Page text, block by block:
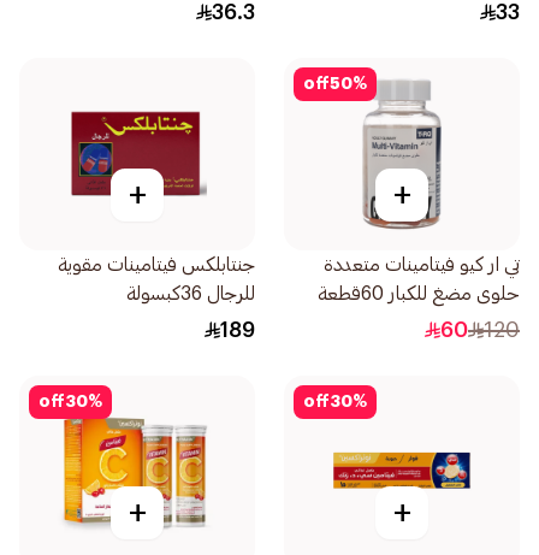
33
36.3
50%
off
+
تي ار كيو فيتامينات متعددة
حلوى مضغ للكبار 60قطعة
120
60
+
جنتابلكس فيتامينات مقوية
للرجال 36كبسولة
189
30%
off
+
30%
off
+